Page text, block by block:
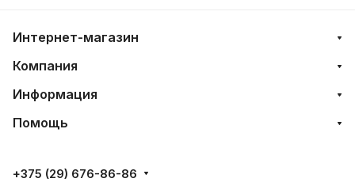
Интернет-магазин
Компания
Информация
Помощь
+375 (29) 676-86-86